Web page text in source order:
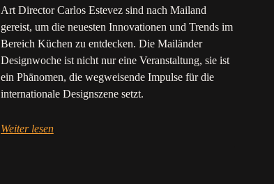
Art Director Carlos Estevez sind nach Mailand
gereist, um die neuesten Innovationen und Trends im
Bereich Küchen zu entdecken. Die Mailänder
Designwoche ist nicht nur eine Veranstaltung, sie ist
ein Phänomen, die wegweisende Impulse für die
internationale Designszene setzt.
Weiter lesen